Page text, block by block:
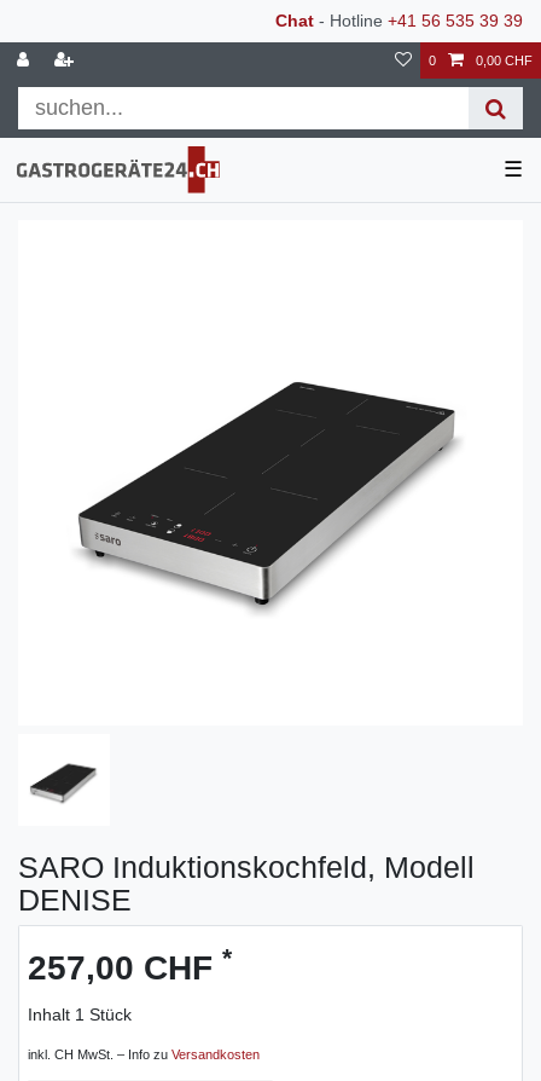
Chat - Hotline +41 56 535 39 39
0 0,00 CHF
☰
SARO Induktionskochfeld, Modell
DENISE
257,00 CHF *
Inhalt 1 Stück
inkl. CH MwSt. – Info zu Versandkosten